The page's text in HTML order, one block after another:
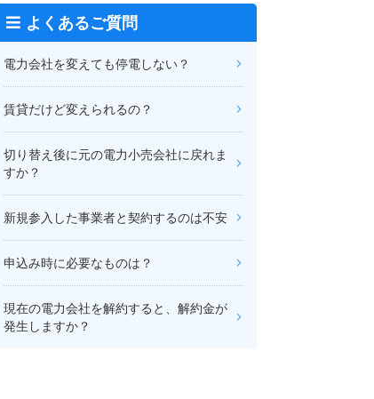
よくあるご質問
電力会社を変えても停電しない？
賃貸だけど変えられるの？
切り替え後に元の電力小売会社に戻れま
すか？
新規参入した事業者と契約するのは不安
申込み時に必要なものは？
現在の電力会社を解約すると、解約金が
発生しますか？